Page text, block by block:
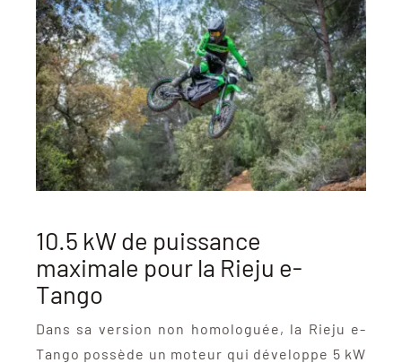
10.5 kW de puissance
maximale pour la Rieju e-
Tango
Dans sa version non homologuée, la Rieju e-
Tango possède un moteur qui développe 5 kW